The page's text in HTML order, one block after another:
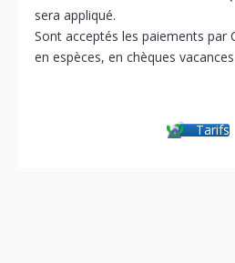
sera appliqué.
Sont acceptés les paiements par
en espèces, en chèques
Tarifs